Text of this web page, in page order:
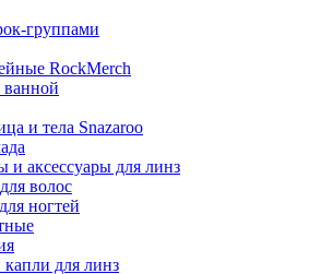
группами
RockMerch
и тела Snazaroo
и аксессуары для линз
волос
ногтей
для линз